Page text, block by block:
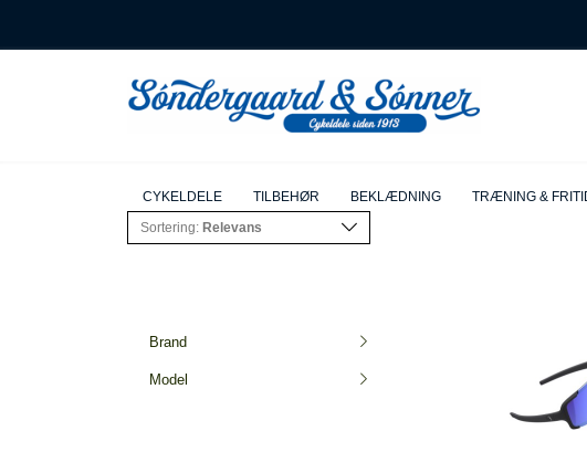
CYKELDELE TILBEHØR BEKLÆDNING TRÆNING &
Sortering: Relevans
Brand
Model